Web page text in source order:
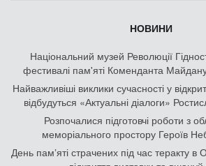
НОВИНИ
Національний музей Революції
фестивалі пам'яті Коменданта
Найважливіші виклики сучасності у
відбудуться «Актуальні діалоги»
Розпочалися підготовчі роботи з
меморіального простору Героїв
День памʼяті страчених під час теракту в